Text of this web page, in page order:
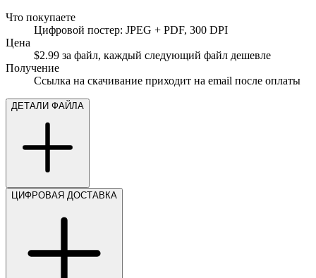
Что покупаете
Цифровой постер: JPEG + PDF, 300 DPI
Цена
$2.99 за файл, каждый следующий файл дешевле
Получение
Ссылка на скачивание приходит на email после оплаты
ДЕТАЛИ ФАЙЛА
ЦИФРОВАЯ ДОСТАВКА